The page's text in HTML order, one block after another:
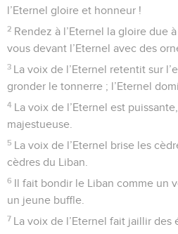
l’Eternel gloire et honneur !
2 Rendez à l’Eternel la gloire due
vous devant l’Eternel avec des
3 La voix de l’Eternel retentit sur
gronder le tonnerre ; l’Eternel
4 La voix de l’Eternel est
majestueuse.
5 La voix de l’Eternel brise les
cèdres du Liban.
6 Il fait bondir le Liban comme un
un jeune buffle.
7 La voix de l’Eternel fait jaillir des